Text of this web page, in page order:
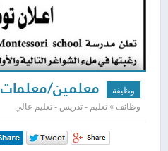
وظيفة معلمين/معلمات
وظائف » تعليم - تدريس - تعليم عالي